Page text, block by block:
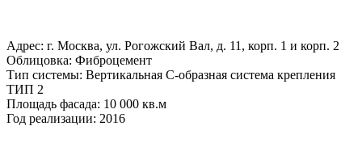
Адрес: г. Москва, ул. Рогожский Вал, д. 11, корп. 1 и корп. 2
Облицовка: Фиброцемент
Тип системы: Вертикальная С-образная система крепления
ТИП 2
Площадь фасада: 10 000 кв.м
Год реализации: 2016